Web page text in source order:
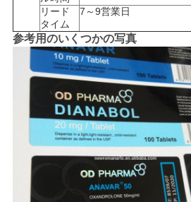
図
PRIVACY
POLICY
リード
タイム
7～9営業日
参考用のいくつかの写真